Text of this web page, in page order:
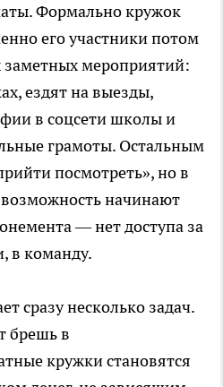
Формально кружок
его участники потом
заметных мероприятий:
ездят на выезды,
в соцсети школы и
грамоты. Остальным
посмотреть», но в
начинают
— нет доступа за
в команду.
сразу несколько задач.
брешь в
кружки становятся